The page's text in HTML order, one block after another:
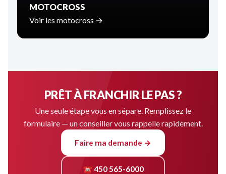
MOTOCROSS
Voir les motocross →
PRÊT À FRANCHIR LE PAS ?
Une seule étape vous en sépare. Remplissez le
formulaire — un conseiller vous rappelle rapidement.
Faire ma demande →
☎ 450 565-6000